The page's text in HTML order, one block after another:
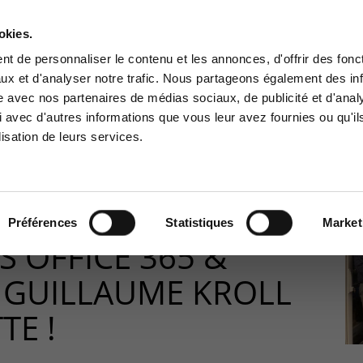
de personnaliser le contenu et les annonces, d'offrir des
et d'analyser notre trafic. Nous partageons également des
avec nos partenaires de médias sociaux, de publicité et
d'autres informations que vous leur avez fournies ou
de leurs services.
Préférences Statistiques
Contactez-nous
Clients
à la zone d'information
client
Centre de services
+32(0)800/12.712
+32(0)800/12.812
Nl)
+352 8002 45 46
(Luxembourg - Fr)
BUSINESS SOLUTIONS CYBER SÉCURITÉ GOUVERNANCE
OFFICE 365 &
KROLL
!